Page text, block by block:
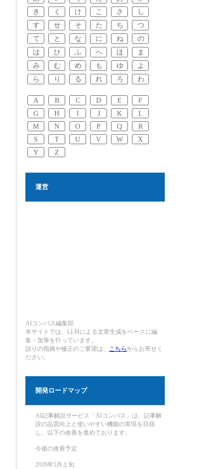
き
く け こ さ
し
す
せ そ た ち
つ
て
と な に ね
の
は
ひ ふ へ ほ
ま
み
む め も ゆ
よ
ら
り る れ ろ わ
A B C D E
F
G
H I J K
L
M
N O P Q
R
S
T U V W
X
Y
Z
運営
AIコンパス編集部
本サイトでは、LLMによる文章生成をベースに編
集・加筆を行っています。
誤りの指摘や修正のご要望は、 こちらからお寄せく
ださい。
開発ロードマップ
AI記事解説サービス「AIコンパス」は、記事解
説の品質向上と使いやすい機能の実現を目指
し、以下の改善を進めております。
今後の改善予定
2026年5月上旬